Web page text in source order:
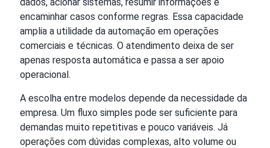
encaminhar casos conforme regras. Essa capacidade
amplia a utilidade da automação em operações
comerciais e técnicas. O atendimento deixa de ser
apenas resposta automática e passa a ser apoio
operacional.
A escolha entre modelos depende da necessidade da
empresa. Um fluxo simples pode ser suficiente para
demandas muito repetitivas e pouco variáveis. Já
operações com dúvidas complexas, alto volume ou